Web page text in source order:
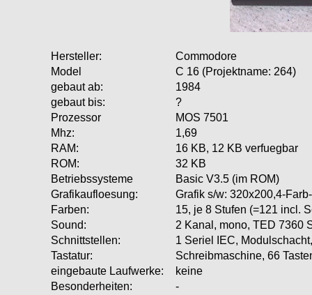
Hersteller:
Commodore
Model
C 16 (Projektname: 264)
gebaut ab:
1984
gebaut bis:
?
Prozessor
MOS 7501
Mhz:
1,69
RAM:
16 KB, 12 KB verfuegbar
ROM:
32 KB
Betriebssysteme
Basic V3.5 (im ROM)
Grafikaufloesung:
Grafik s/w: 320x200,4-
Farben:
15, je 8 Stufen (=121 incl.
Sound:
2 Kanal, mono, TED 7360
Schnittstellen:
1 Seriel IEC,
Tastatur:
Schreibmaschine, 66
eingebaute Laufwerke:
keine
Besonderheiten:
-